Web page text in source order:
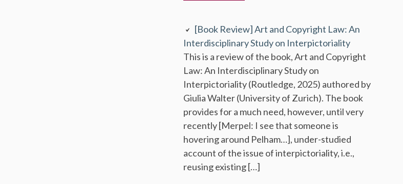
[Book Review] Art and Copyright Law: An
Interdisciplinary Study on Interpictoriality
This is a review of the book, Art and Copyright
Law: An Interdisciplinary Study on
Interpictoriality (Routledge, 2025) authored by
Giulia Walter (University of Zurich). The book
provides for a much need, however, until very
recently [Merpel: I see that someone is
hovering around Pelham…], under-studied
account of the issue of interpictoriality, i.e.,
reusing existing […]